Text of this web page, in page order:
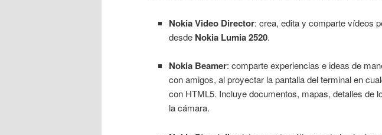
Nokia Video Director: crea, edita y comparte vídeos
desde Nokia Lumia 2520.
Nokia Beamer: comparte experiencias e ideas de
con amigos, al proyectar la pantalla del terminal en
con HTML5. Incluye documentos, mapas, detalles de
la cámara.